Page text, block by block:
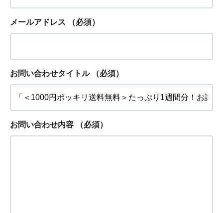
メールアドレス （必須）
お問い合わせタイトル （必須）
お問い合わせ内容 （必須）